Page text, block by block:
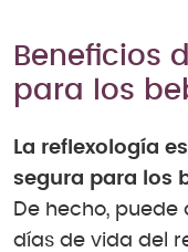
Beneficios
para los
La reflexología
segura para los
De hecho,
días de vida del